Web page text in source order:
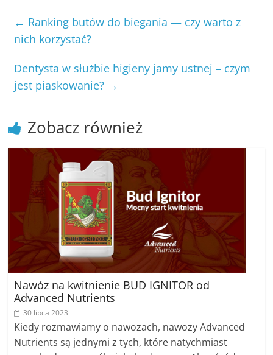
← Ranking butów do biegania — czy warto z
nich korzystać?
Dentysta w służbie higieny jamy ustnej – czym
jest piaskowanie? →
Zobacz również
Nawóz na kwitnienie BUD IGNITOR od
Advanced Nutrients
30 lipca 2023
Kiedy rozmawiamy o nawozach, nawozy Advanced
Nutrients są jednymi z tych, które natychmiast